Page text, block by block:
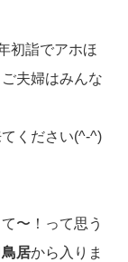
初詣でアホほ
夫婦はみんな
ください(^-^)
〜！って思う
居から入りま